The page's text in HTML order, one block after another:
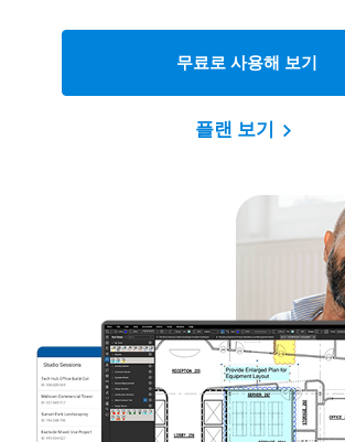
무료로 사용해 보기
플랜 보기